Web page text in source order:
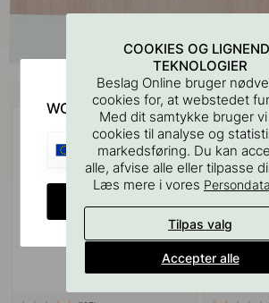
Køb sammen
COOKIES OG
TEKNOLOGIER
Beslag Online bruger
cookies for, at webstedet
Med dit samtykke bruger
cookies til analyse og
markedsføring. Du kan
alle, afvise alle eller tilpasse
Læs mere i vores
Tilpas valg
Accepter alle
WOULD YOU RATHER VISIT?
EU